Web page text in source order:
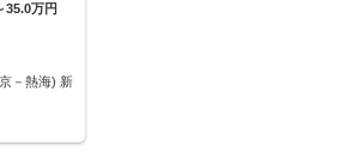
35.0万円
－熱海) 新